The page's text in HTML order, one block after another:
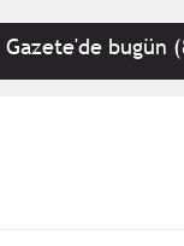
bugün (8